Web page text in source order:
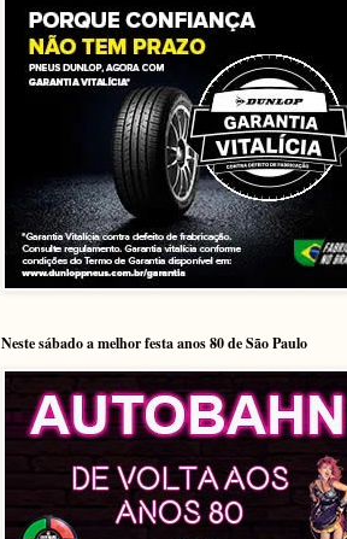
Neste sábado a melhor festa anos 80 de São Paulo